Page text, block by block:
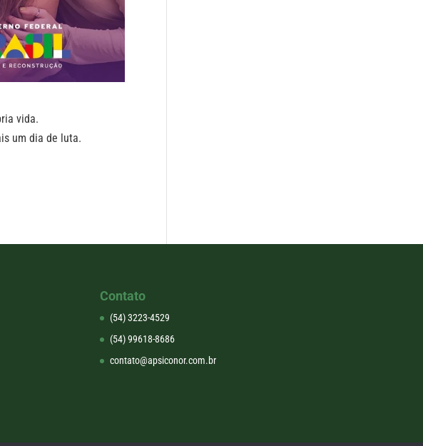
vida.
um dia de luta.
Contato
(54) 3223-4529
(54) 99618-8686
contato@apsiconor.com.br